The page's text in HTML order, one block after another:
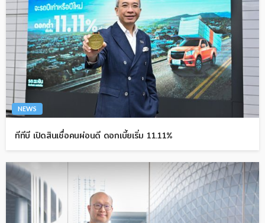
NEWS
ทีทีบี เปิดสินเชื่อคนผ่อนดี ดอกเบี้ยเริ่ม 11.11%